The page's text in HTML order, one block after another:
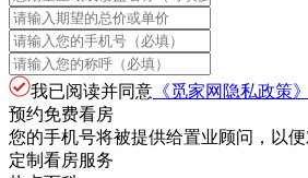
我已阅读并同意 《觅家网隐私政策》
预约免费看房
您的手机号将被提供给置业顾问，以
定制看房服务